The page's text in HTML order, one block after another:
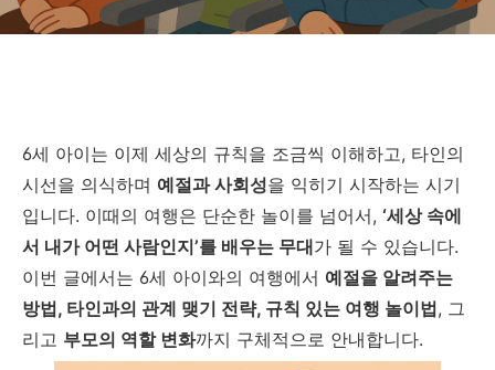
6세 아이는 이제 세상의 규칙을 조금씩 이해하고, 타인의
시선을 의식하며 예절과 사회성을 익히기 시작하는 시기
입니다. 이때의 여행은 단순한 놀이를 넘어서, ‘세상 속에
서 내가 어떤 사람인지’를 배우는 무대가 될 수 있습니다.
이번 글에서는 6세 아이와의 여행에서 예절을 알려주는
방법, 타인과의 관계 맺기 전략, 규칙 있는 여행 놀이법, 그
리고 부모의 역할 변화까지 구체적으로 안내합니다.